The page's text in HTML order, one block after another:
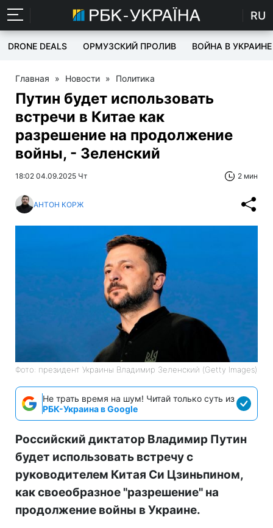
RU
DRONE DEALS ОРМУЗСКИЙ ПРОЛИВ ВОЙНА В УКРАИНЕ
Главная » Новости » Политика
Путин будет использовать
встречи в Китае как
разрешение на продолжение
войны, - Зеленский
18:02 04.09.2025 Чт 2 мин
АНТОН КОРЖ
Фото: президент Украины Владимир Зеленский (Getty Images)
Не трать время на шум! Читай только суть из
РБК-Украина в Google
Российский диктатор Владимир Путин
будет использовать встречу с
руководителем Китая Си Цзиньпином,
как своеобразное "разрешение" на
продолжение войны в Украине.